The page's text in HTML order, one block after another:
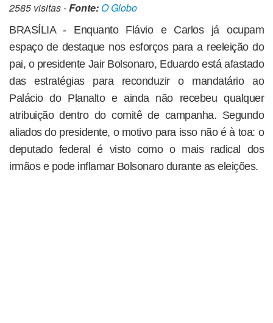
2585 visitas -Fonte:O Globo
BRASÍLIA - Enquanto Flávio e Carlos já ocupam
espaço de destaque nos esforços para a reeleição do
pai, o presidente Jair Bolsonaro, Eduardo está afastado
das estratégias para reconduzir o mandatário ao
Palácio do Planalto e ainda não recebeu qualquer
atribuição dentro do comitê de campanha. Segundo
aliados do presidente, o motivo para isso não é à toa: o
deputado federal é visto como o mais radical dos
irmãos e pode inflamar Bolsonaro durante as eleições.